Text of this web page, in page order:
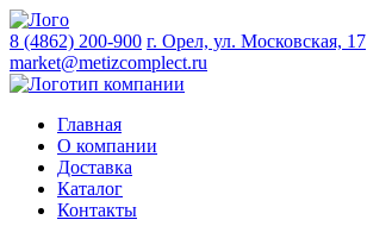
8 (4862) 200-900 г. Орел, ул. Московская, 17
market@metizcomplect.ru
Главная
О компании
Доставка
Каталог
Контакты